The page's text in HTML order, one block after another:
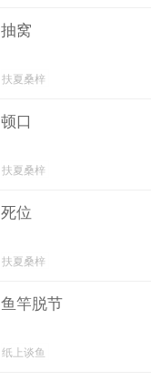
抽窝
扶夏桑梓
顿口
扶夏桑梓
死位
扶夏桑梓
鱼竿脱节
纸上谈鱼